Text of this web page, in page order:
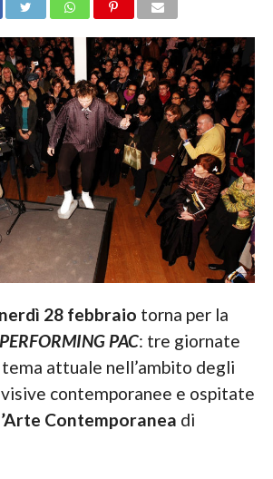
28 febbraio torna per la
PERFORMING PAC: tre giornate
attuale nell’ambito degli
contemporanee e ospitate
Contemporanea di